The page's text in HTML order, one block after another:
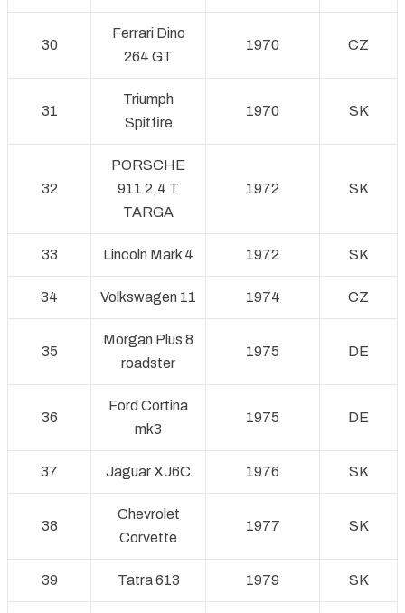
30
Ferrari Dino
264 GT
1970 CZ
31
Triumph
Spitfire
1970 SK
32
PORSCHE
911 2,4 T
TARGA
1972 SK
33 Lincoln Mark 4 1972 SK
34 Volkswagen 11 1974 CZ
35
Morgan Plus 8
roadster
1975 DE
36
Ford Cortina
mk3
1975 DE
37 Jaguar XJ6C 1976 SK
38
Chevrolet
Corvette
1977 SK
39 Tatra 613 1979 SK